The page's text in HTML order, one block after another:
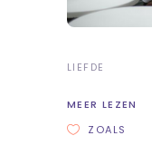
LIEFDE
MEER LEZEN
ZOALS